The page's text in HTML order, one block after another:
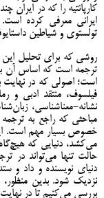
کارپانتیه را که در ایران
ایرانی معرفی کرده
تولستوی و شیاطین
روشی که برای تحلیل این
ترجمه است که اساس آن
است؛ اصولی که در نهایت
فیلسوف، منتقد ادبی و
نشانه-معناشناسی،
مباحثی که راجع به
خصوص بسیار مهم است.
می‌کشد، دنیایی که
حالت تنها می‌تواند در
دنیای نویسنده و داد و
نزدیک شود. بدین
بررسی می‌کنیم تا در